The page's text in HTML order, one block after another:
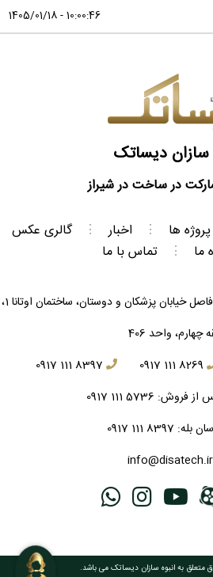
1405/01/18 - 10:00:46
سازان دیساتک
در ساخت در شیراز
پروژه ها ⋮ اخبار ⋮
گالری عکس
ما ⋮ تماس با ما
آدرس: شیراز، معالی آباد، حد فاصل خیابان پزشکان و دوستان، ساختمان اوتانا 1،
چهارم، واحد 406
0917 111 8269
0917 111 8397
از فروش: 0917 111 5736
بله: 0917 111 8397
info@disatech.ir
انبوه سازان دیساتکمی باشد.